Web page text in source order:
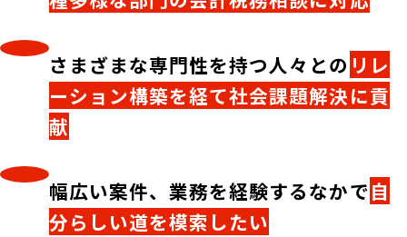
さまざまな専門性を持つ人々との リレ
ーション構築を経て社会課題解決に貢
献
幅広い案件、業務を経験するなかで自
分らしい道を模索したい